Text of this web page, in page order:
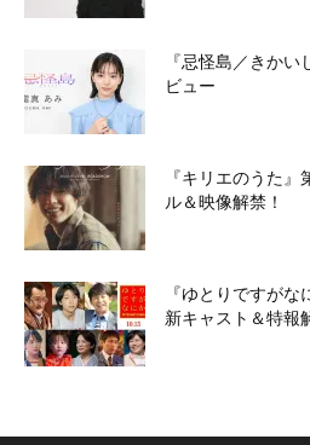
『忌怪島／きか
ビュー
『キリエのうた
ル＆映像解禁！
『ゆとりですがな
新キャスト＆特報